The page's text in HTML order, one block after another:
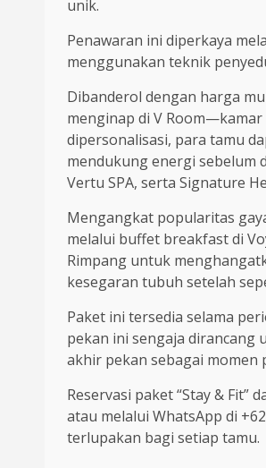
unik.
Penawaran ini diperkaya
menggunakan teknik
Dibanderol dengan harga
menginap di V
dipersonalisasi, para tamu
mendukung energi sebelum
Vertu SPA, serta Signature
Mengangkat popularitas
melalui buffet breakfast di
Rimpang untuk
kesegaran tubuh setelah
Paket ini tersedia selama
pekan ini sengaja dirancang
akhir pekan sebagai momen
Reservasi paket “Stay &
atau melalui WhatsApp di
terlupakan bagi setiap tamu.